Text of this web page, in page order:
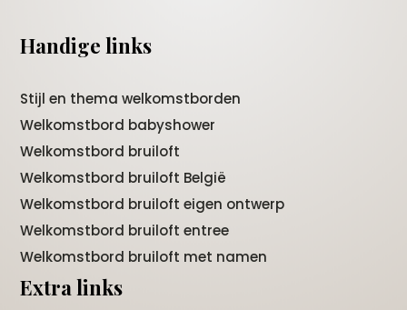
Handige links
Stijl en thema welkomstborden
Welkomstbord babyshower
Welkomstbord bruiloft
Welkomstbord bruiloft België
Welkomstbord bruiloft eigen ontwerp
Welkomstbord bruiloft entree
Welkomstbord bruiloft met namen
Extra links